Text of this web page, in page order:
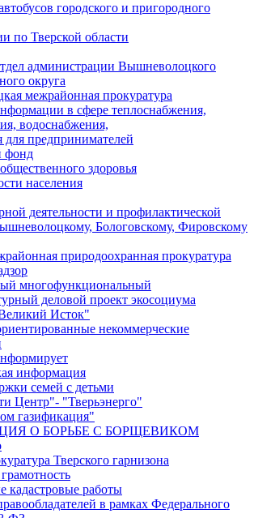
городского и пригородного
по Тверской области
администрации Вышневолоцкого
округа
межрайонная прокуратура
в сфере теплоснабжения,
водоснабжения,
предпринимателей
фонд
здоровья
населения
деятельности и профилактической
Бологовскому, Фировскому
природоохранная прокуратура
многофункциональный
деловой проект экосоциума
Исток"
некоммерческие
информация
семей с детьми
Центр"- "Тверьэнерго"
газификация"
О БОРЬБЕ С БОРЩЕВИКОМ
Тверского гарнизона
кадастровые работы
в рамках Федерального